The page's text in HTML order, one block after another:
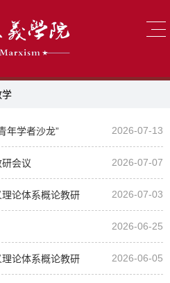
学
年学者沙龙” 2026-07-13
会议 2026-07-07
论体系概论教研
（十）
2026-07-03
2026-06-25
论体系概论教研 2026-06-05